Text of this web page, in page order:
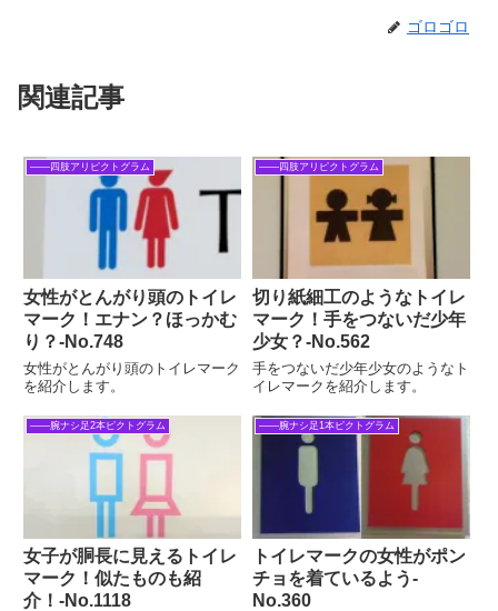
ゴロゴロ
関連記事
――四肢アリピクトグラム
女性がとんがり頭のトイレ
マーク！エナン？ほっかむ
り？‐No.748
女性がとんがり頭のトイレマーク
を紹介します。
――四肢アリピクトグラム
切り紙細工のようなトイレ
マーク！手をつないだ少年
少女？‐No.562
手をつないだ少年少女のようなト
イレマークを紹介します。
――腕ナシ足2本ピクトグラム
女子が胴長に見えるトイレ
マーク！似たものも紹
介！-No.1118
――腕ナシ足1本ピクトグラム
トイレマークの女性がポン
チョを着ているよう‐
No.360